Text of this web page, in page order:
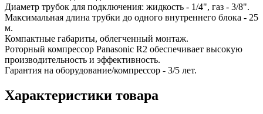
Диаметр трубок для подключения: жидкость - 1/4", газ - 3/8".
Максимальная длина трубки до одного внутреннего блока - 25
м.
Компактные габариты, облегченный монтаж.
Роторный компрессор Panasonic R2 обеспечивает высокую
производительность и эффективность.
Гарантия на оборудование/компрессор - 3/5 лет.
Характеристики товара